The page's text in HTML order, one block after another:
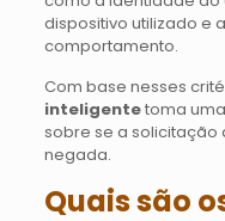
dispositivo utilizado e
comportamento.
Com base nesses
inteligentetoma
sobre se a
negada.
Quais são